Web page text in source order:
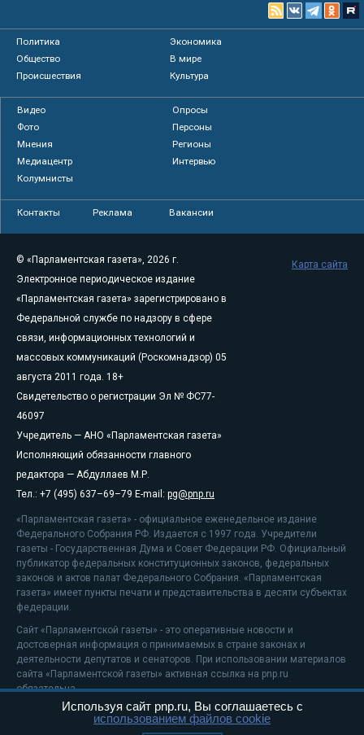
Политика
Экономика
Общество
В мире
Происшествия
Культура
Видео
Опросы
Фото
Персоны
Мнения
Регионы
Медиацентр
Интервью
Колумнисты
Контакты Реклама Вакансии
© «Парламентская газета», 2026 г.
Электронное периодическое издание
«Парламентская газета» зарегистрировано в
Федеральной службе по надзору в сфере
связи, информационных технологий и
массовых коммуникаций (Роскомнадзор) 05
августа 2011 года. 18+
Свидетельство о регистрации Эл № ФС77-
46097
Учредитель — АНО «Парламентская газета»
Исполняющий обязанности главного
редактора — Абдуллаев М.Р.
Тел.: +7 (495) 637–69–79 E-mail: pg@pnp.ru
«Парламентская газета» - официальное еженедельное издание
Федерального Собрания РФ. Издается с 1997 года. Учредители
газеты - Государственная Дума и Совет Федерации РФ. Официальный
публикатор федеральных конституционных законов, федеральных
законов и актов палат Федерального Собрания. «Парламентская
газета» имеет пункты печати и представительства в десяти субъектах
федерации.
Сайт «Парламентской газеты» - это оперативные новости и
достоверная информация о принимаемых в стране законах и
деятельности депутатов и сенаторов. При использовании материалов
сайта «Парламентской газеты» активная ссылка на pnp.ru
обязательна.
На информационном ресурсе применяютсярекомендательные
Карта сайта
Используя сайт pnp.ru, Вы соглашаетесь с
использованием файлов cookie